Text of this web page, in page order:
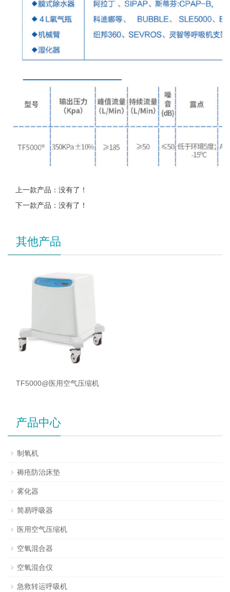
上一款产品：没有了！
下一款产品：没有了！
其他产品
TF5000@医用空气压缩机
产品中心
制氧机
褥疮防治床垫
雾化器
简易呼吸器
医用空气压缩机
空氧混合器
空氧混合仪
急救转运呼吸机